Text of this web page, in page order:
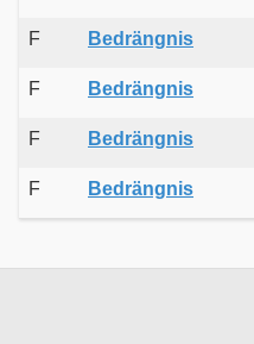
F Bedrängnis
F Bedrängnis
F Bedrängnis
F Bedrängnis